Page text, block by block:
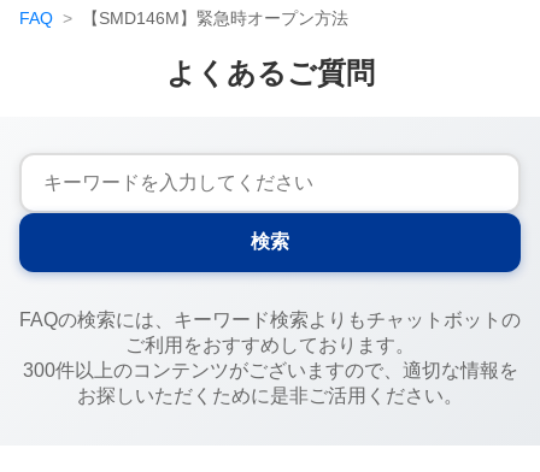
FAQ 【SMD146M】緊急時オープン方法
よくあるご質問
検索
FAQの検索には、キーワード検索よりもチャットボットの
ご利用をおすすめしております。
300件以上のコンテンツがございますので、適切な情報を
お探しいただくために是非ご活用ください。